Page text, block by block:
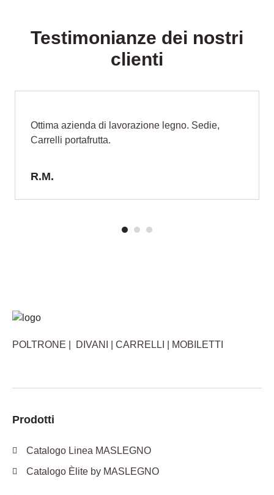
Testimonianze dei nostri
clienti
legno. Sedie, Azienda seria ed
POLTRONE | DIVANI | CARRELLI | MOBILETTI
Prodotti
Catalogo Linea MASLEGNO
Catalogo Èlite by MASLEGNO